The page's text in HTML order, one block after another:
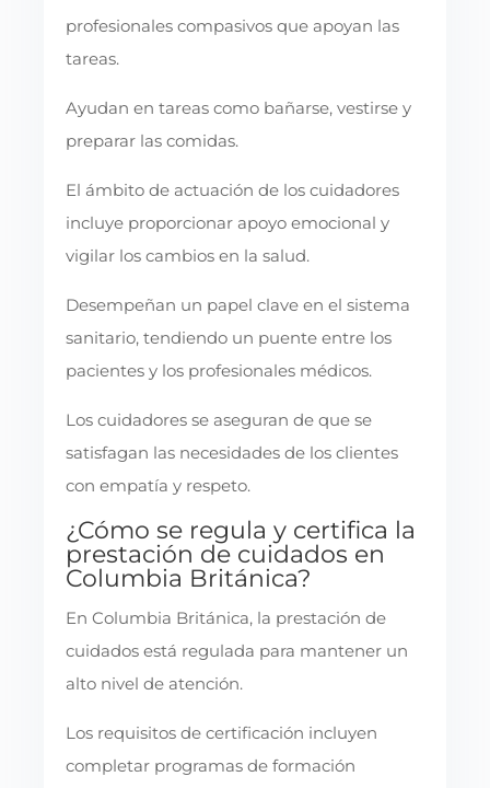
profesionales compasivos que apoyan las
tareas.
Ayudan en tareas como bañarse, vestirse y
preparar las comidas.
El ámbito de actuación de los cuidadores
incluye proporcionar apoyo emocional y
vigilar los cambios en la salud.
Desempeñan un papel clave en el sistema
sanitario, tendiendo un puente entre los
pacientes y los profesionales médicos.
Los cuidadores se aseguran de que se
satisfagan las necesidades de los clientes
con empatía y respeto.
¿Cómo se regula y certifica la
prestación de cuidados en
Columbia Británica?
En Columbia Británica, la prestación de
cuidados está regulada para mantener un
alto nivel de atención.
Los requisitos de certificación incluyen
completar programas de formación